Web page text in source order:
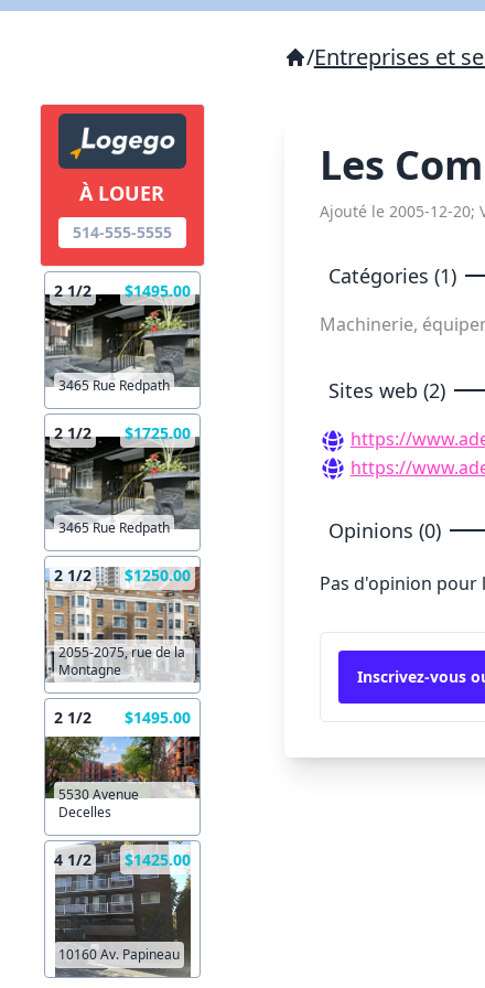
À LOUER
514-555-5555
2 1/2 $1495.00
3465 Rue Redpath
2 1/2 $1725.00
3465 Rue Redpath
2 1/2 $1250.00
2055-2075, rue de la
Montagne
2 1/2 $1495.00
5530 Avenue
Decelles
4 1/2 $1425.00
10160 Av. Papineau
/Entreprises et
Les
Ajouté le 2005-12-20;
Catégories (1)
Machinerie,
Sites web (2)
https://
https://
Opinions (0)
Pas d'opinion pour
Inscrivez-vous